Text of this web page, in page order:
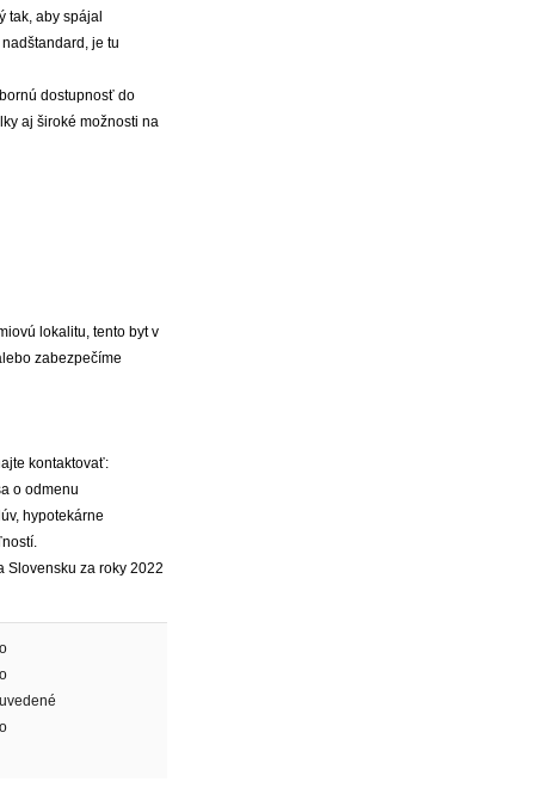
tak, aby spájal
je tu
dostupnosť do
aj široké možnosti na
lokalitu, tento byt v
zabezpečíme
kontaktovať:
o odmenu
hypotekárne
Slovensku za roky 2022